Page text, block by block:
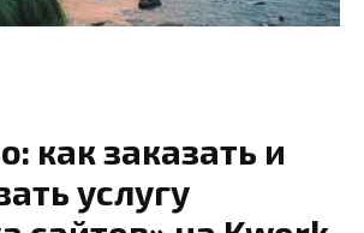
как заказать и
услугу